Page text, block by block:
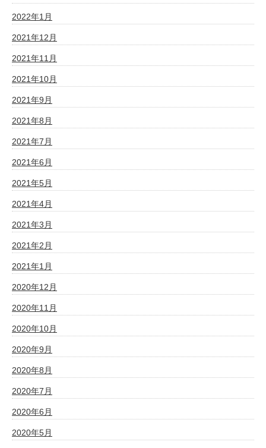
2022年1月
2021年12月
2021年11月
2021年10月
2021年9月
2021年8月
2021年7月
2021年6月
2021年5月
2021年4月
2021年3月
2021年2月
2021年1月
2020年12月
2020年11月
2020年10月
2020年9月
2020年8月
2020年7月
2020年6月
2020年5月